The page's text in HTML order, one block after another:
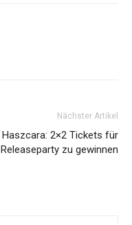
Nächster Artikel
Haszcara: 2×2 Tickets für
Releaseparty zu gewinnen